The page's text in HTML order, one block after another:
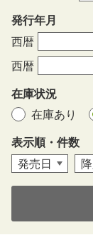
発行年月
西暦
西暦
在庫状況
在庫あり
表示順・件数